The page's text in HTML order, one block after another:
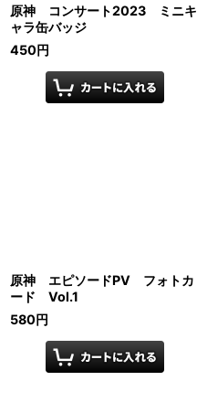
原神 コンサート2023 ミニキ
ャラ缶バッジ
450円
原神 エピソードPV フォトカ
ード Vol.1
580円